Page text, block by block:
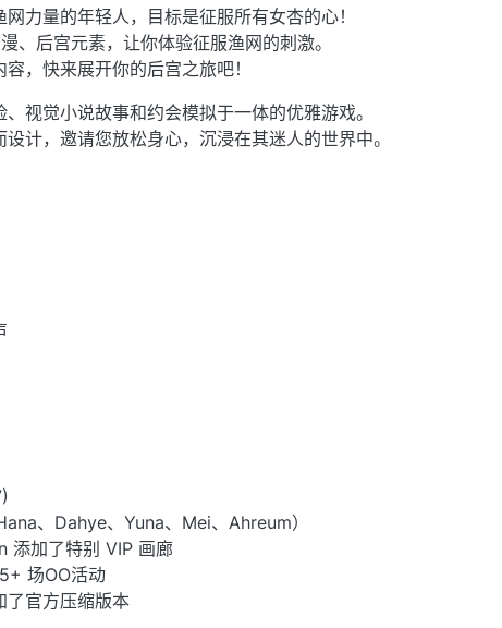
力量的年轻人，目标是征服所有女杏的心！
、后宫元素，让你体验征服渔网的刺激。
，快来展开你的后宫之旅吧！
视觉小说故事和约会模拟于一体的优雅游戏。
计，邀请您放松身心，沉浸在其迷人的世界中。
、Dahye、Yuna、Mei、Ahreum）
添加了特别 VIP 画廊
场OO活动
了官方压缩版本